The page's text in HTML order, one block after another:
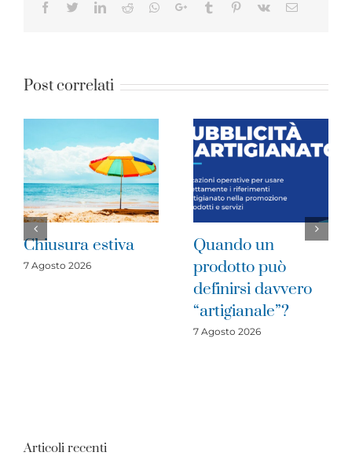
Facebook
TwitterLinkedIn
RedditWhatsapp
Google+Tumblr Pinterest
Vk Email
Post correlati
Quando un
prodotto può
definirsi davvero
Imprese del
cratere
2016: è il
di investire
31 Luglio 2026
Articoli recenti